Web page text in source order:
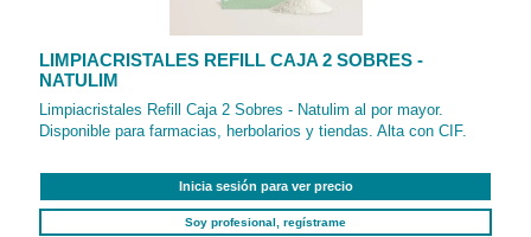
LIMPIACRISTALES REFILL CAJA 2 SOBRES -
NATULIM
Limpiacristales Refill Caja 2 Sobres - Natulim al por mayor.
Disponible para farmacias, herbolarios y tiendas. Alta con CIF.
Inicia sesión para ver precio
Soy profesional, regístrame